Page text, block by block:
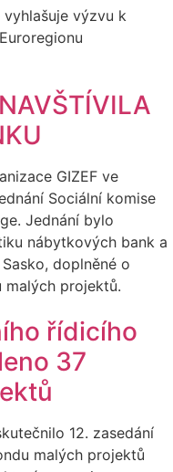
výzvu k
GIZEF ve
Sociální komise
Jednání bylo
nábytkových bank a
doplněné o
malých projektů.
řídicího
37
12. zasedání
malých projektů